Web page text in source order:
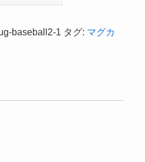
baseball2-1 タグ: マグカ